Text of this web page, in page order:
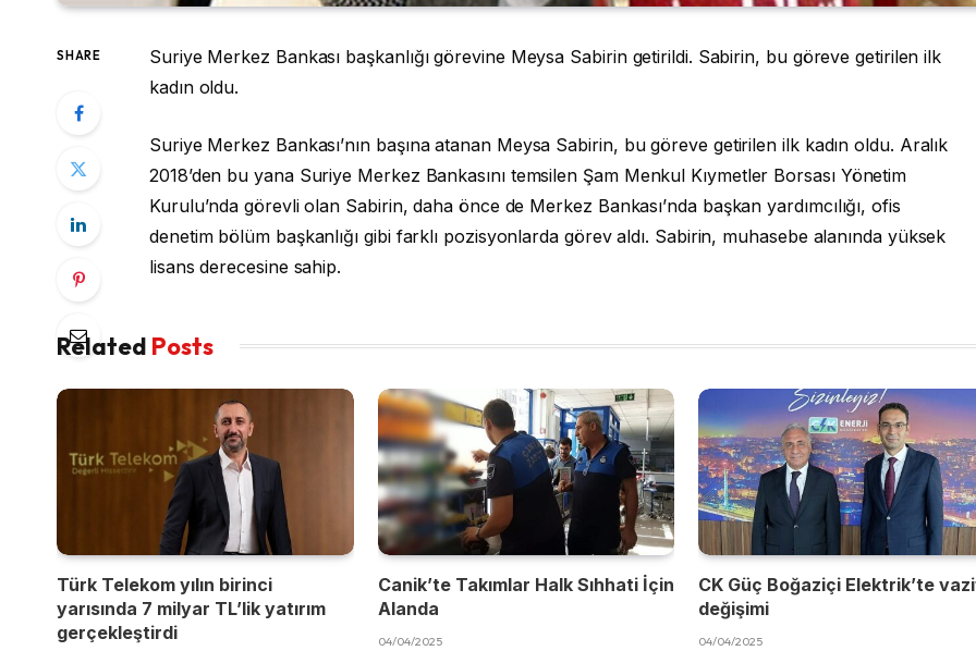
SHARE
Suriye Merkez Bankası başkanlığı görevine Meysa Sabirin getirildi. Sabirin, bu göreve getirilen ilk
kadın oldu.
Suriye Merkez Bankası’nın başına atanan Meysa Sabirin, bu göreve getirilen ilk kadın oldu. Aralık
2018’den bu yana Suriye Merkez Bankasını temsilen Şam Menkul Kıymetler Borsası Yönetim
Kurulu’nda görevli olan Sabirin, daha önce de Merkez Bankası’nda başkan yardımcılığı, ofis
denetim bölüm başkanlığı gibi farklı pozisyonlarda görev aldı. Sabirin, muhasebe alanında yüksek
lisans derecesine sahip.
Related Posts
Türk Telekom yılın birinci
yarısında 7 milyar TL’lik yatırım
gerçekleştirdi
Canik’te Takımlar Halk Sıhhati İçin
Alanda
04/04/2025
CK Güç Boğaziçi Elektrik’te
değişimi
04/04/2025